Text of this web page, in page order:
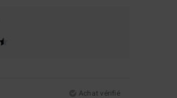
Achat vérifié